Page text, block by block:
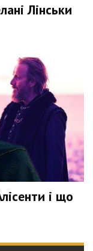
Лінськи
і що